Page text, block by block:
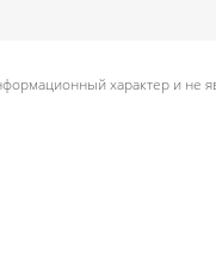
характер и не